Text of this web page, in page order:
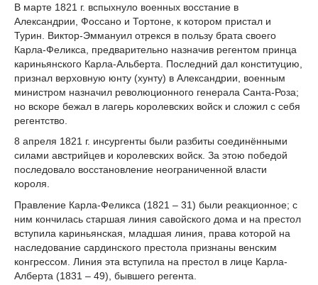
В марте 1821 г. вспыхнуло военных восстание в
Александрии, Фоссано и Тортоне, к котором пристал и
Турин. Виктор-Эммануил отрекся в пользу брата своего
Карла-Феликса, предварительно назначив регентом принца
кариньянского Карла-Альберта. Последний дал конституцию,
признал верховную юнту (хунту) в Александрии, военным
министром назначил революционного генерала Санта-Роза;
но вскоре бежал в лагерь королевских войск и сложил с себя
регентство.
8 апреля 1821 г. инсургенты были разбиты соединёнными
силами австрийцев и королевских войск. За этою победой
последовало восстановление неограниченной власти
короля.
Правление Карла-Феликса (1821 – 31) были реакционное; с
ним кончилась старшая линия савойского дома и на престол
вступила кариньянская, младшая линия, права которой на
наследование сардинского престола признаны венским
конгрессом. Линия эта вступила на престол в лице Карла-
Алберта (1831 – 49), бывшего регента.